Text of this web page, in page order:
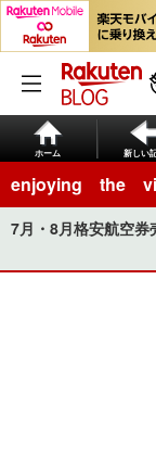
ホーム 新しい
enjoying the
7月・8月格安航空券